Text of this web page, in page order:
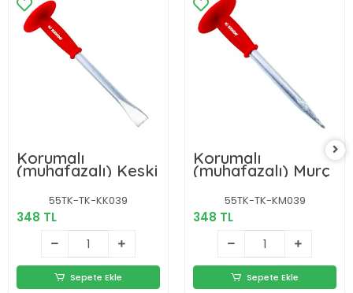
Korumalı
(muhafazalı) Keski
55TK-TK-KK039
348 TL
Sepete Ekle
Korumalı
(muhafazalı) Murç
55TK-TK-KM039
348 TL
Sepete Ekle